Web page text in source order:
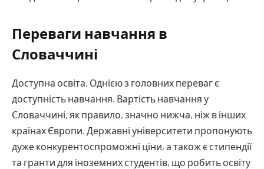
Переваги навчання в
Словаччині
Доступна освіта. Однією з головних переваг є
доступність навчання. Вартість навчання у
Словаччині, як правило, значно нижча, ніж в інших
країнах Європи. Державні університети пропонують
дуже конкурентоспроможні ціни, а також є стипендії
та гранти для іноземних студентів, що робить освіту